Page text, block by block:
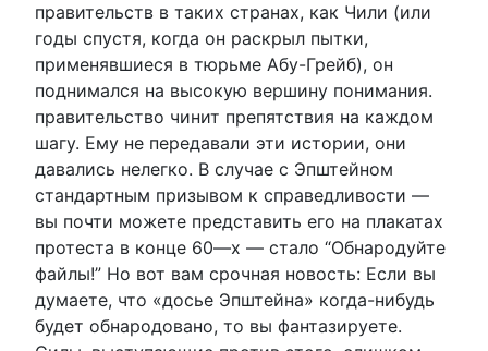
правительств в таких странах, как Чили (или
годы спустя, когда он раскрыл пытки,
применявшиеся в тюрьме Абу-Грейб), он
поднимался на высокую вершину понимания.
правительство чинит препятствия на каждом
шагу. Ему не передавали эти истории, они
давались нелегко. В случае с Эпштейном
стандартным призывом к справедливости —
вы почти можете представить его на плакатах
протеста в конце 60—х — стало “Обнародуйте
файлы!” Но вот вам срочная новость: Если вы
думаете, что «досье Эпштейна» когда-нибудь
будет обнародовано, то вы фантазируете.